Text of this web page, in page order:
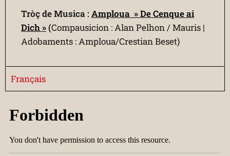
Tròç de Musica : Amploua » De Cenque ai
Dich »(Compausicion : Alan Pelhon / Mauris |
Adobaments : Amploua/Crestian Beset)
Français